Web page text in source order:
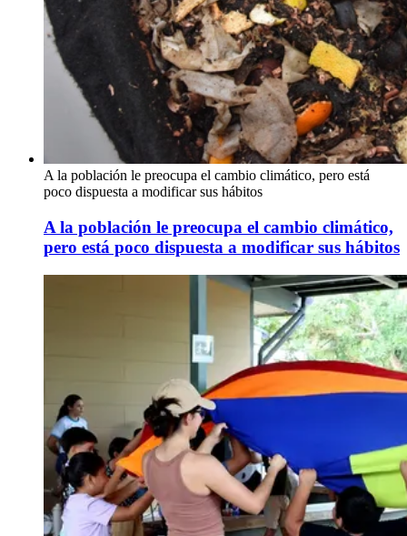
A la población le preocupa el cambio climático, pero está
poco dispuesta a modificar sus hábitos
A la población le preocupa el cambio climático,
pero está poco dispuesta a modificar sus hábitos